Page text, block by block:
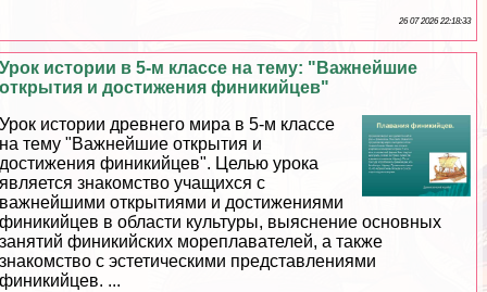
26 07 2026 22:18:33
Урок истории в 5-м классе на тему: "Важнейшие
открытия и достижения финикийцев"
Урок истории древнего мира в 5-м классе
на тему "Важнейшие открытия и
достижения финикийцев". Целью урока
является знакомство учащихся с
важнейшими открытиями и достижениями
финикийцев в области культуры, выяснение основных
занятий финикийских мореплавателей, а также
знакомство с эстетическими представлениями
финикийцев. ...